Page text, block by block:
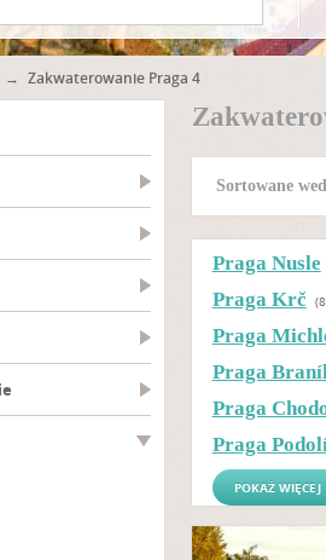
→ Zakwaterowanie Praga 4
Sortowane
Praga Nusle
Praga Krč
Praga
Praga
Praga
Praga
POKAŻ WIĘCEJ